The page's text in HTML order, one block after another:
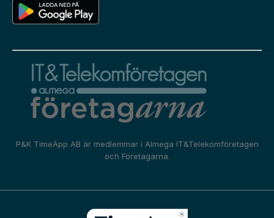
P&K TimeApp AB är medlemmar i Almega IT&Telekomföretagen
och Företagarna.